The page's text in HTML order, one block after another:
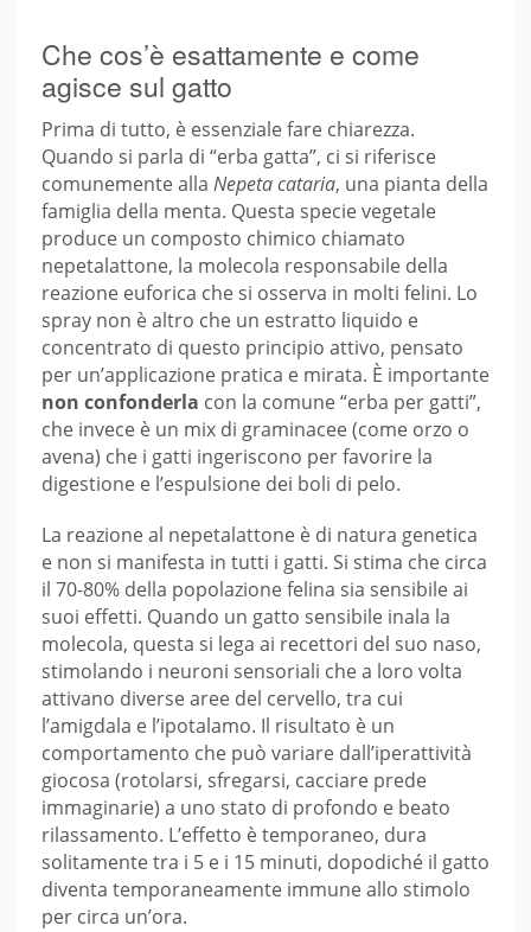
Che cos’è esattamente e come
agisce sul gatto
Prima di tutto, è essenziale fare chiarezza.
Quando si parla di “erba gatta”, ci si riferisce
comunemente alla Nepeta cataria, una pianta della
famiglia della menta. Questa specie vegetale
produce un composto chimico chiamato
nepetalattone, la molecola responsabile della
reazione euforica che si osserva in molti felini. Lo
spray non è altro che un estratto liquido e
concentrato di questo principio attivo, pensato
per un’applicazione pratica e mirata. È importante
non confonderla con la comune “erba per gatti”,
che invece è un mix di graminacee (come orzo o
avena) che i gatti ingeriscono per favorire la
digestione e l’espulsione dei boli di pelo.
La reazione al nepetalattone è di natura genetica
e non si manifesta in tutti i gatti. Si stima che circa
il 70-80% della popolazione felina sia sensibile ai
suoi effetti. Quando un gatto sensibile inala la
molecola, questa si lega ai recettori del suo naso,
stimolando i neuroni sensoriali che a loro volta
attivano diverse aree del cervello, tra cui
l’amigdala e l’ipotalamo. Il risultato è un
comportamento che può variare dall’iperattività
giocosa (rotolarsi, sfregarsi, cacciare prede
immaginarie) a uno stato di profondo e beato
rilassamento. L’effetto è temporaneo, dura
solitamente tra i 5 e i 15 minuti, dopodiché il gatto
diventa temporaneamente immune allo stimolo
per circa un’ora.